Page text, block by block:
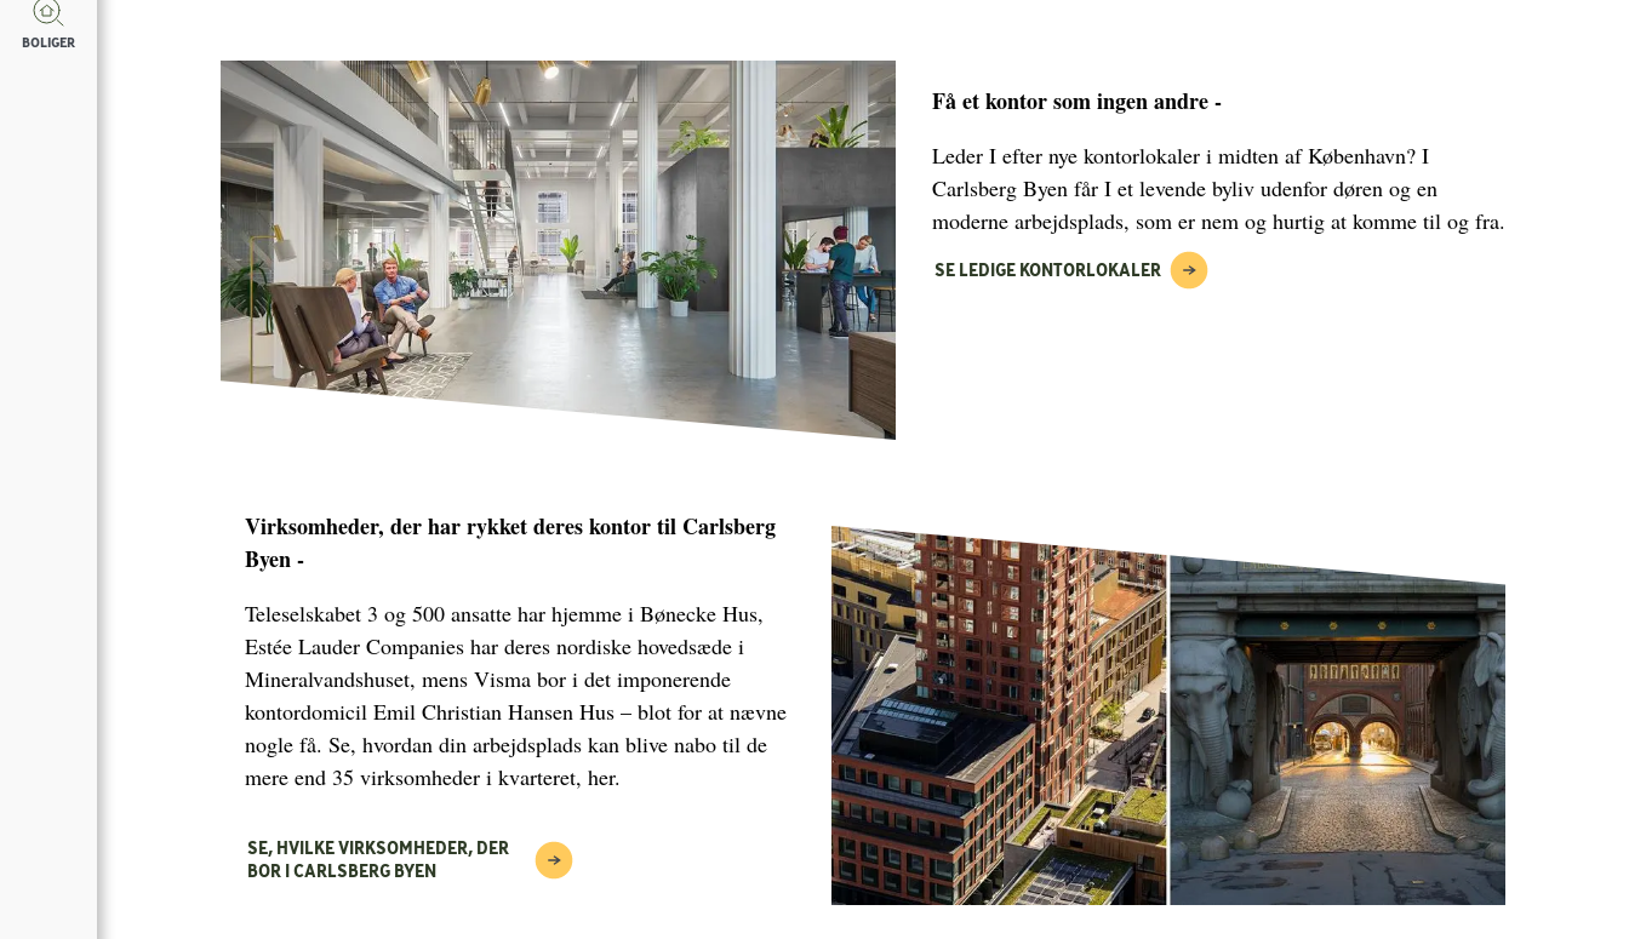
BOLIGER
Få et kontor som ingen andre -
Leder I efter nye kontorlokaler i midten af København? I
Carlsberg Byen får I et levende byliv udenfor døren og en
moderne arbejdsplads, som er nem og hurtig at komme til og fra.
SE LEDIGE KONTORLOKALER
Virksomheder, der har rykket deres kontor til Carlsberg
Byen -
Teleselskabet 3 og 500 ansatte har hjemme i Bønecke Hus,
Estée Lauder Companies har deres nordiske hovedsæde i
Mineralvandshuset, mens Visma bor i det imponerende
kontordomicil Emil Christian Hansen Hus – blot for at nævne
nogle få. Se, hvordan din arbejdsplads kan blive nabo til de
mere end 35 virksomheder i kvarteret, her.
SE, HVILKE VIRKSOMHEDER, DER
BOR I CARLSBERG BYEN